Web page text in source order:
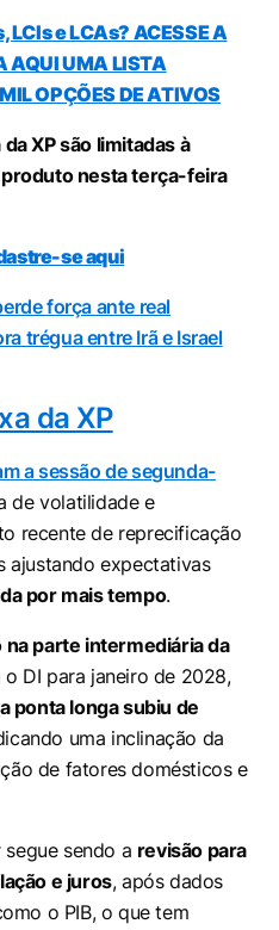
LCIs e LCAs? ACESSE A
AQUI UMA LISTA
OPÇÕES DE ATIVOS
XP são limitadas à
nesta terça-feira
se aqui
força ante real
trégua entre Irã e Israel
da XP
a sessão de segunda-
de volatilidade e
recente de reprecificação
ajustando expectativas
por mais tempo.
na parte intermediária da
DI para janeiro de 2028,
a ponta longa subiu de
uma inclinação da
de fatores domésticos e
sendo a revisão para
e juros, após dados
o PIB, o que tem